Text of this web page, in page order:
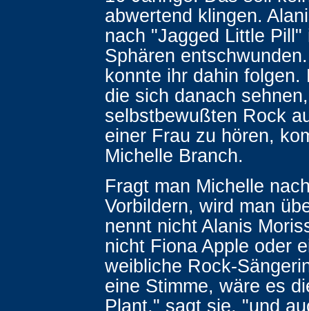
abwertend klingen.
nach "Jagged Little Pill"
Sphären
konnte ihr dahin folgen.
die sich danach
selbstbewußten Rock
einer Frau zu hören,
Michelle Branch.
Fragt man Michelle
Vorbildern, wird man
nennt nicht Alanis
nicht Fiona Apple oder
weibliche Rock-
eine Stimme, wäre es
Plant," sagt sie, "und